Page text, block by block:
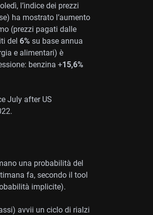
l’indice dei prezzi
ha mostrato l’aumento
(prezzi pagati dalle
del 6% su base annua
e alimentari) è
benzina +15,6%
July after US
una probabilità del
fa, secondo il tool
implicite).
avvii un ciclo di rialzi